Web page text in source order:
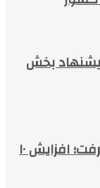
بخش
واردات خودروی جانبازان سرعت گرفت؛ افزایش ۱۰